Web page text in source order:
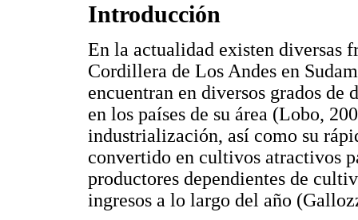
Introducción
En la actualidad existen diversas
Cordillera de Los Andes en
encuentran en diversos grados
en los países de su área (Lobo,
industrialización, así como su
convertido en cultivos atractivos
productores dependientes de
ingresos a lo largo del año